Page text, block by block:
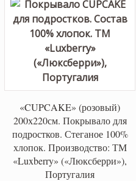
«CUPCAKE» (розовый)
200х220см. Покрывало для
подростков. Стеганое 100%
хлопок. Производство: ТМ
«Luxberry» («Люксберри»),
Португалия